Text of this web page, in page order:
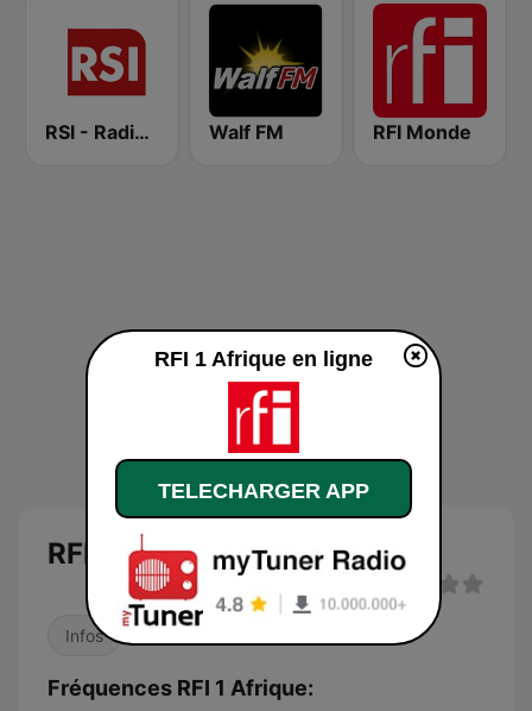
RSI - Radio Sénégal Internationale Walf FM RFI Monde
RFI 1 Afrique
Infos
Fréquences RFI 1 Afrique:
RFI 1 Afrique en ligne
TELECHARGER APP